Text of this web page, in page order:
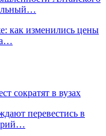
как изменились цены
сократят в вузах
перевестись в